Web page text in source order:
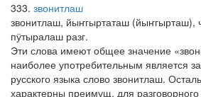
333 звонитлаш
звонитлаш, йыҥгыртаташ (йыҥгырташ),
пӱтыралаш разг.
Эти слова имеют общее значение
наиболее употребительным является
русского языка слово звонитлаш.
характерны преимущ. для